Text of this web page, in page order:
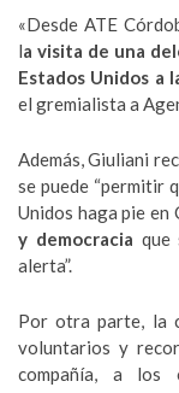
«Desde ATE
la visita de una
Estados Unidos a
el gremialista a
Además, Giuliani
se puede “permitir
Unidos haga pie en
y democracia que
alerta”.
Por otra parte, la
voluntarios y
compañía, a los